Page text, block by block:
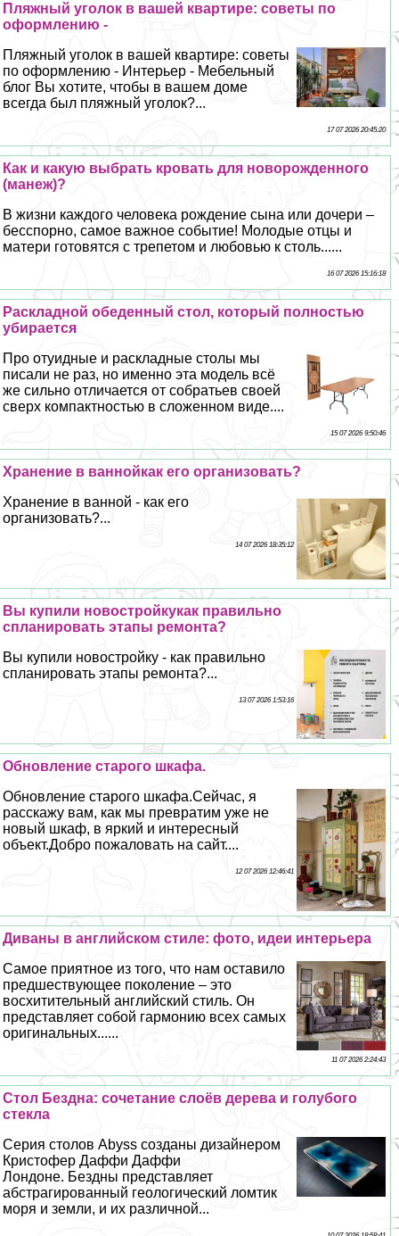
Пляжный уголок в вашей квартире: советы по
оформлению -
Пляжный уголок в вашей квартире: советы
по оформлению - Интерьер - Мебельный
блог Вы хотите, чтобы в вашем доме
всегда был пляжный уголок?...
17 07 2026 20:45:20
Как и какую выбрать кровать для новорожденного
(манеж)?
В жизни каждого человека рождение сына или дочери –
бесспopно, самое важное событие! Молодые отцы и
матери готовятся с трепетом и любовью к столь......
16 07 2026 15:16:18
Раскладной обеденный стол, который полностью
убирается
Про отуидные и раскладные столы мы
писали не раз, но именно эта модель всё
же сильно отличается от собратьев своей
сверх компактностью в сложенном виде....
15 07 2026 9:50:46
Хранение в ваннойкак его организовать?
Хранение в ванной - как его
организовать?...
14 07 2026 18:35:12
Вы купили новостройкукак правильно
спланировать этапы ремонта?
Вы купили новостройку - как правильно
спланировать этапы ремонта?...
13 07 2026 1:53:16
Обновление старого шкафа.
Обновление старого шкафа.Сейчас, я
расскажу вам, как мы превратим уже не
новый шкаф, в яркий и интересный
объект.Добро пожаловать на сайт....
12 07 2026 12:46:41
Диваны в английском стиле: фото, идеи интерьера
Самое приятное из того, что нам оставило
предшествующее поколение – это
восхитительный английский стиль. Он
представляет собой гармонию всех самых
оригинальных......
11 07 2026 2:24:43
Стол Бездна: сочетание слоёв дерева и гoлyбого
стекла
Серия столов Abyss созданы дизайнером
Кристофер Даффи Даффи
Лондоне. Бездны представляет
абстрагированный геологический ломтик
моря и земли, и их различной...